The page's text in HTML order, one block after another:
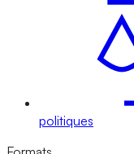
politiques